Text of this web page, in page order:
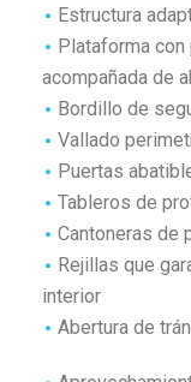
Estructura
Plataforma
acompañada de
Bordillo de
Vallado
Puertas
Tableros de
Cantoneras de
Rejillas que
interior
Abertura de